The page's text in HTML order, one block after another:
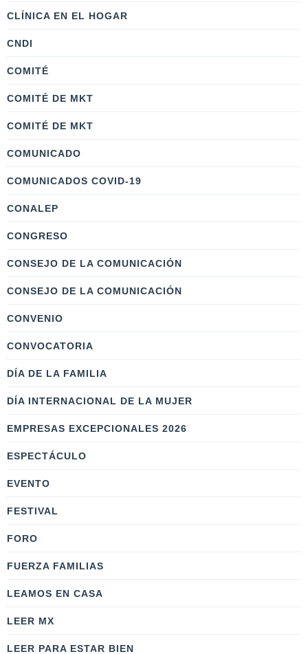
CLÍNICA EN EL HOGAR
CNDI
COMITÉ
COMITÉ DE MKT
COMITÉ DE MKT
COMUNICADO
COMUNICADOS COVID-19
CONALEP
CONGRESO
CONSEJO DE LA COMUNICACIÓN
CONSEJO DE LA COMUNICACIÓN
CONVENIO
CONVOCATORIA
DÍA DE LA FAMILIA
DÍA INTERNACIONAL DE LA MUJER
EMPRESAS EXCEPCIONALES 2026
ESPECTÁCULO
EVENTO
FESTIVAL
FORO
FUERZA FAMILIAS
LEAMOS EN CASA
LEER MX
LEER PARA ESTAR BIEN